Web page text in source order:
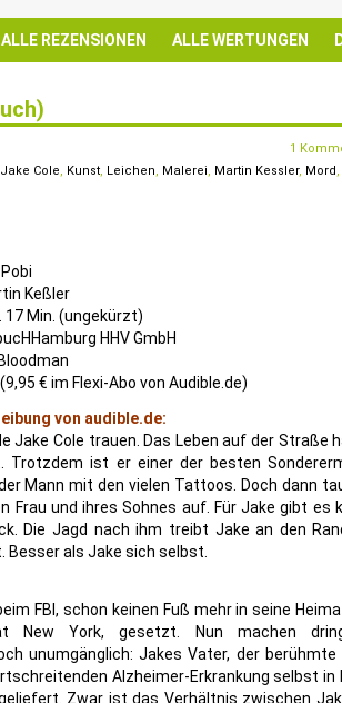
ALLE REZENSIONEN ALLE WERTUNGEN
1
Jake Cole, Kunst, Leichen, Malerei, Martin Kessler, Mord,
Keßler
17 Min. (ungekürzt)
HHV GmbH
Bloodman
€ im Flexi-Abo von Audible.de)
von audible.de:
Jake Cole trauen. Das Leben auf der Straße
Trotzdem ist er einer der besten
Mann mit den vielen Tattoos. Doch dann
Frau und ihres Sohnes auf. Für Jake gibt es
Die Jagd nach ihm treibt Jake an den
Besser als Jake sich selbst.
FBI, schon keinen Fuß mehr in seine
New York, gesetzt. Nun machen
unumgänglich: Jakes Vater, der berühmte
Alzheimer-Erkrankung selbst in
Zwar ist das Verhältnis zwischen